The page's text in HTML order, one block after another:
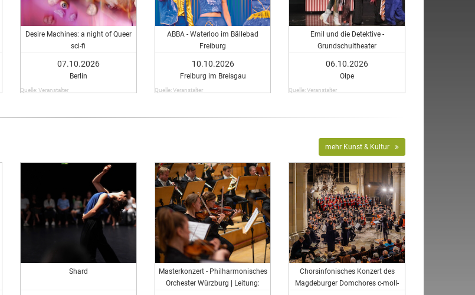
Desire Machines: a night of Queer
sci-fi
07.10.2026
Berlin
Quelle: Veranstalter
ABBA - Waterloo im Bällebad
Freiburg
10.10.2026
Freiburg im Breisgau
Quelle: Veranstalter
Emil und die Detektive -
Grundschultheater
06.10.2026
Olpe
Quelle: Veranstalter
mehr Kunst & Kultur
Shard
Masterkonzert - Philharmonisches
Orchester Würzburg | Leitung:
Chorsinfonisches Konzert des
Magdeburger Domchores c-moll-